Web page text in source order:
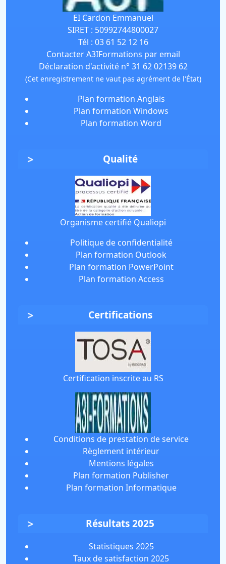
EI Cardon Emmanuel
SIRET : 50992744800027
Tél : 03 61 52 12 16
Contacter A3IFormations par email
Déclaration d'activité n° 31 62 02139 62
(Cet enregistrement ne vaut pas agrément de l'État)
Plan formation Anglais
Plan formation Windows
Plan formation Word
Qualité
Organisme certifié Qualiopi
Politique de confidentialité
Plan formation Outlook
Plan formation PowerPoint
Plan formation Access
Certifications
Certification inscrite au RS
Conditions de prestation de service
Règlement intérieur
Mentions légales
Plan formation Publisher
Plan formation Informatique
Résultats 2025
Statistiques 2025
Taux de satisfaction 2025